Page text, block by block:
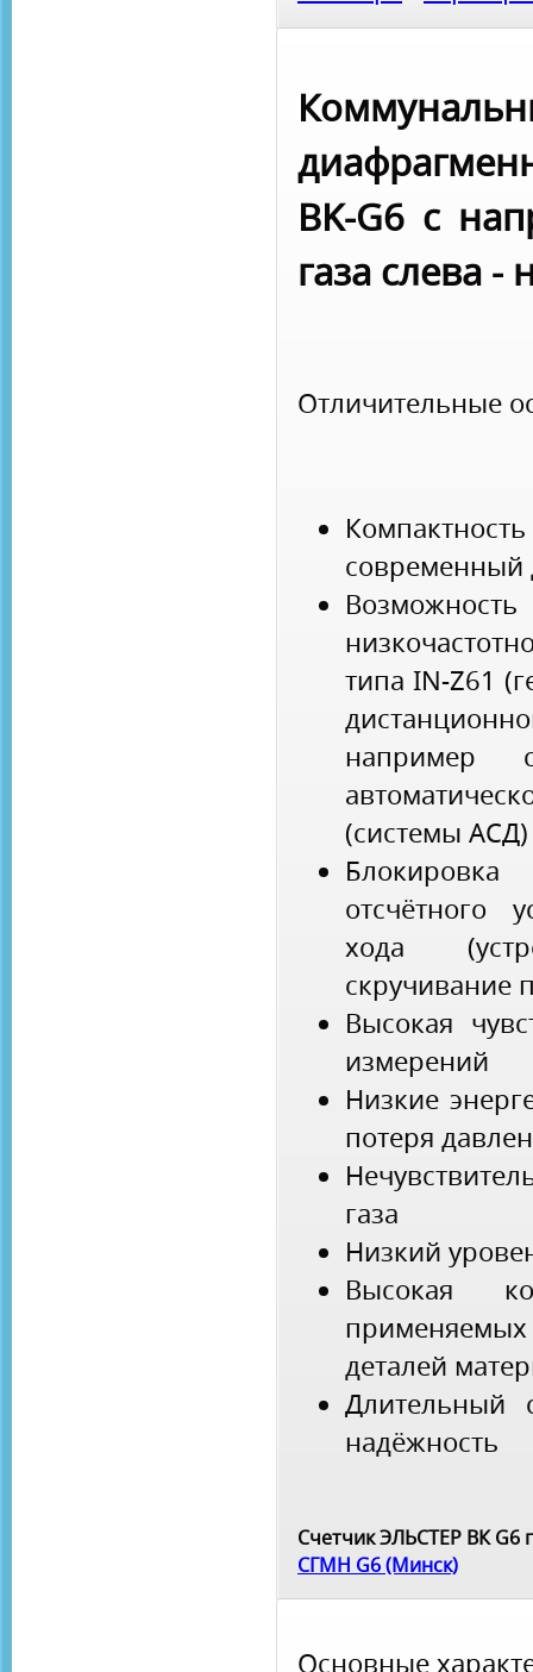
BK-G6 с
газа слева -
Отличительные
современный
типа IN-Z61
например
(системы АСД)
отсчётного
хода
скручивание
Высокая
измерений
Низкие
потеря
газа
Низкий
Высокая
деталей
Длительный
надёжность
Счетчик ЭЛЬСТЕР ВК G6
СГМН G6 (Минск)
Основные